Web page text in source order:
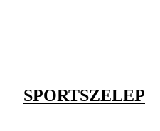
SPORTSZELEP